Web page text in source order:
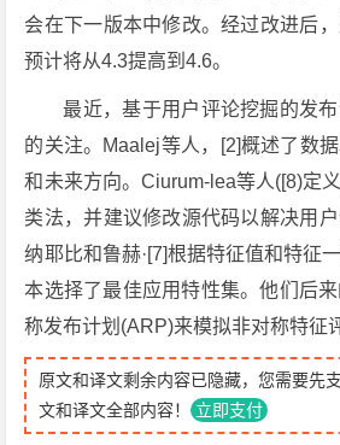
会在下一版本中修改。经过改进后
预计将从4.3提高到4.6。
最近，基于用户评论挖掘的发
的关注。Maalej等人，[2]概述了数
和未来方向。Ciurum-lea等人([8)定
类法，并建议修改源代码以解决用户
纳耶比和鲁赫·[7]根据特征值和特征
本选择了最佳应用特性集。他们后
称发布计划(ARP)来模拟非对称特征
原文和译文剩余内容已隐藏，您需要先
文和译文全部内容！ 立即支付